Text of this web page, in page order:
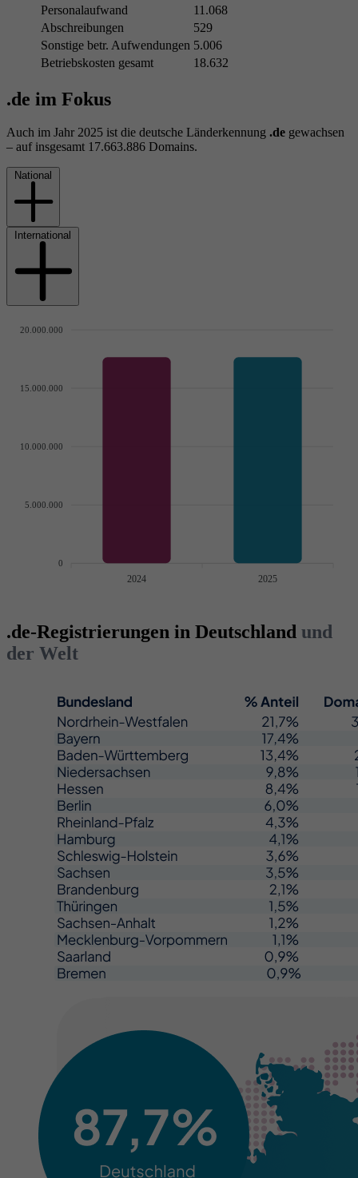
Personalaufwand
11.068
Abschreibungen
529
Sonstige betr. Aufwendungen 5.006
Betriebskosten gesamt
18.632
.de im Fokus
Auch im Jahr 2025 ist die deutsche Länderkennung .de gewachsen
– auf insgesamt 17.663.886 Domains.
National
International
20.000.000
15.000.000
10.000.000
5.000.000
0
2024 2025
.de-Registrierungen in Deutschland und
der Welt